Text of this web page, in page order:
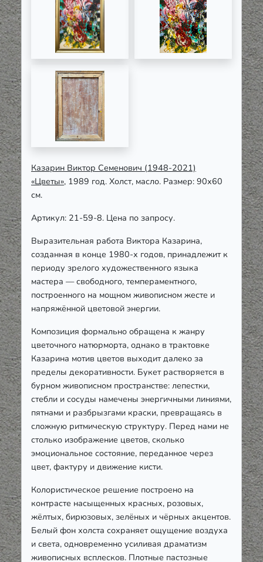
Казарин Виктор Семенович (1948-2021)
«Цветы», 1989 год. Холст, масло. Размер: 90х60
см.
Артикул: 21-59-8. Цена по запросу.
Выразительная работа Виктора Казарина,
созданная в конце 1980-х годов, принадлежит к
периоду зрелого художественного языка
мастера — свободного, темпераментного,
построенного на мощном живописном жесте и
напряжённой цветовой энергии.
Композиция формально обращена к жанру
цветочного натюрморта, однако в трактовке
Казарина мотив цветов выходит далеко за
пределы декоративности. Букет растворяется в
бурном живописном пространстве: лепестки,
стебли и сосуды намечены энергичными линиями,
пятнами и разбрызгами краски, превращаясь в
сложную ритмическую структуру. Перед нами не
столько изображение цветов, сколько
эмоциональное состояние, переданное через
цвет, фактуру и движение кисти.
Колористическое решение построено на
контрасте насыщенных красных, розовых,
жёлтых, бирюзовых, зелёных и чёрных акцентов.
Белый фон холста сохраняет ощущение воздуха
и света, одновременно усиливая драматизм
живописных всплесков. Плотные пастозные